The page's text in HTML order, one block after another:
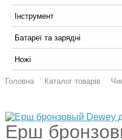
Інструмент
Батареї та зарядні
Ножі
Головна Каталог товарів
Ерш